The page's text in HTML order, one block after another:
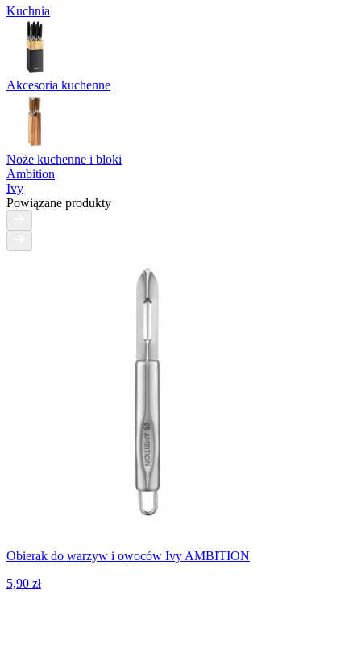
Kuchnia
Akcesoria kuchenne
Noże kuchenne i bloki
Ambition
Ivy
Powiązane produkty
Obierak do warzyw i owoców Ivy AMBITION
5,90 zł